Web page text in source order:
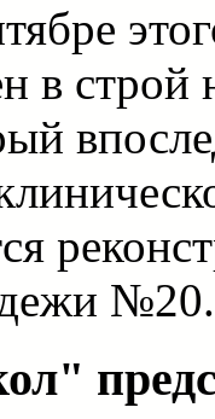
в
№20.